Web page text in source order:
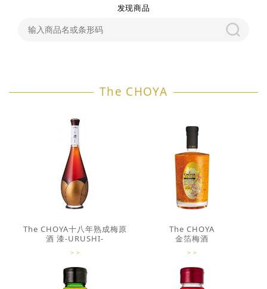
发现商品
The CHOYA
The CHOYA十八年熟成梅原
酒 漆-URUSHI-
The CHOYA
金箔梅酒